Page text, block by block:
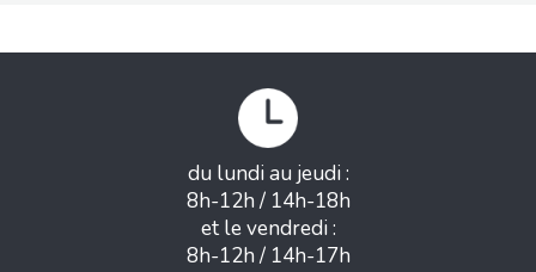
du lundi au jeudi :
8h-12h / 14h-18h
et le vendredi :
8h-12h / 14h-17h